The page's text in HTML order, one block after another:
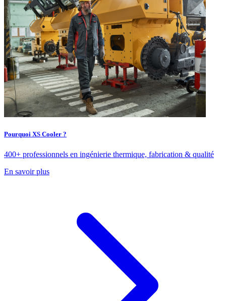
Pourquoi XS Cooler ?
400+ professionnels en ingénierie thermique, fabrication & qualité
En savoir plus